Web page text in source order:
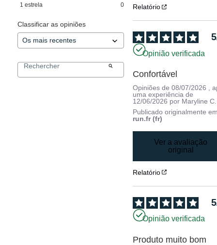
1 estrela 0
Classificar as opiniões
Relatório
5
Opinião verificada
Confortável
Opiniões de08/07/2026 ,
uma experiência de
12/06/2026 por Maryline C.
Publicado originalmente
run.fr (fr)
Ver a avaliação
original
Relatório
5
Opinião verificada
Produto muito bom